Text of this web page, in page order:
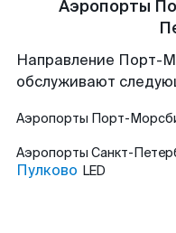
Аэропорты
Направление Порт-
обслуживают
Аэропорты Порт-
Аэропорты Санкт-
Пулково LED